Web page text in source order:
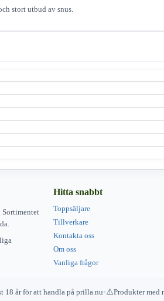
stort utbud av snus.
Sortimentet
Hitta snabbt
Toppsäljare
Tillverkare
Kontakta oss
Om oss
Vanliga frågor
18 år för att handla på prilla.nu• Produkter med